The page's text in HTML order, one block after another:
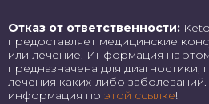
Отказ от ответственности:
предоставляет медицинские
или лечение. Информация на
предназначена для
лечения каких-либо
информация по этой ссылке!